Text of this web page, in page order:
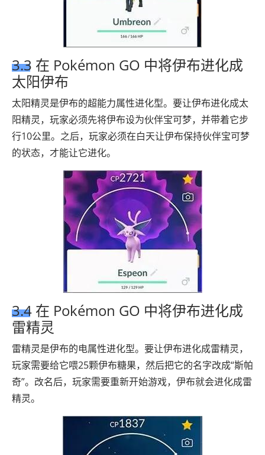
3.3 在 Pokémon GO 中将伊布进化成
太阳伊布
太阳精灵是伊布的超能力属性进化型。要让伊布进化成太
阳精灵，玩家必须先将伊布设为伙伴宝可梦，并带着它步
行10公里。之后，玩家必须在白天让伊布保持伙伴宝可梦
的状态，才能让它进化。
3.4 在 Pokémon GO 中将伊布进化成
雷精灵
雷精灵是伊布的电属性进化型。要让伊布进化成雷精灵，
玩家需要给它喂25颗伊布糖果，然后把它的名字改成“斯帕
奇”。改名后，玩家需要重新开始游戏，伊布就会进化成雷
精灵。